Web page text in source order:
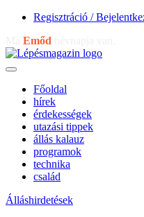
Regisztráció /
Emőd
Főoldal
hírek
érdekességek
utazási tippek
állás kalauz
programok
technika
család
Álláshirdetések